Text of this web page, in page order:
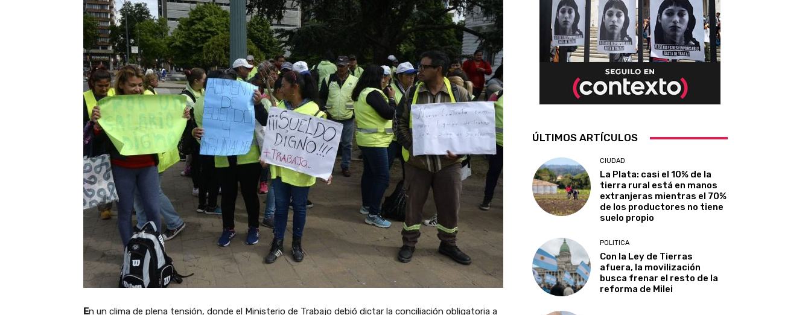
En un clima de plena tensión, donde el Ministerio de Trabajo debió dictar la conciliación obligatoria a
ÚLTIMOS ARTÍCULOS
CIUDAD
La Plata: casi el 10% de la
tierra rural está en manos
extranjeras mientras el 70%
de los productores no tiene
suelo propio
POLITICA
Con la Ley de Tierras
afuera, la movilización
busca frenar el resto de la
reforma de Milei